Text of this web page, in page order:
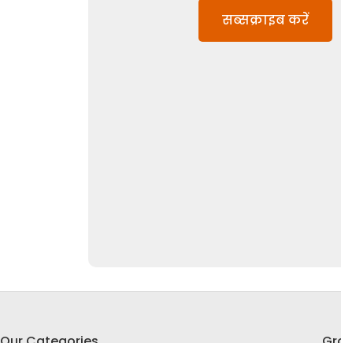
सब्सक्राइब करें